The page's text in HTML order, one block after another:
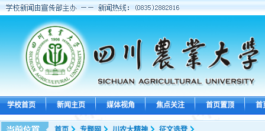
学校首页 新闻主页 媒体视角 焦点关注 首页置顶 首